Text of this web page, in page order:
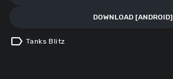
DOWNLOAD [ANDROID]
label Tanks Blitz